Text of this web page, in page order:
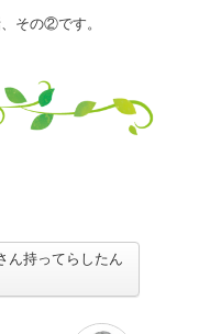
その②です。
ん持ってらしたん